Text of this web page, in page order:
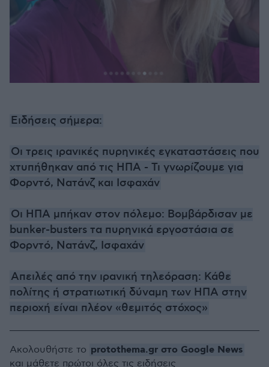
Ειδήσεις σήμερα:
Οι τρεις ιρανικές πυρηνικές εγκαταστάσεις που
χτυπήθηκαν από τις ΗΠΑ - Τι γνωρίζουμε για
Φορντό, Νατάνζ και Ισφαχάν
Οι ΗΠΑ μπήκαν στον πόλεμο: Βομβάρδισαν με
bunker-busters τα πυρηνικά εργοστάσια σε
Φορντό, Νατάνζ, Ισφαχάν
Απειλές από την ιρανική τηλεόραση: Κάθε
πολίτης ή στρατιωτική δύναμη των ΗΠΑ στην
περιοχή είναι πλέον «θεμιτός στόχος»
Ακολουθήστε το protothema.gr στο Google News
και μάθετε πρώτοι όλες τις ειδήσεις